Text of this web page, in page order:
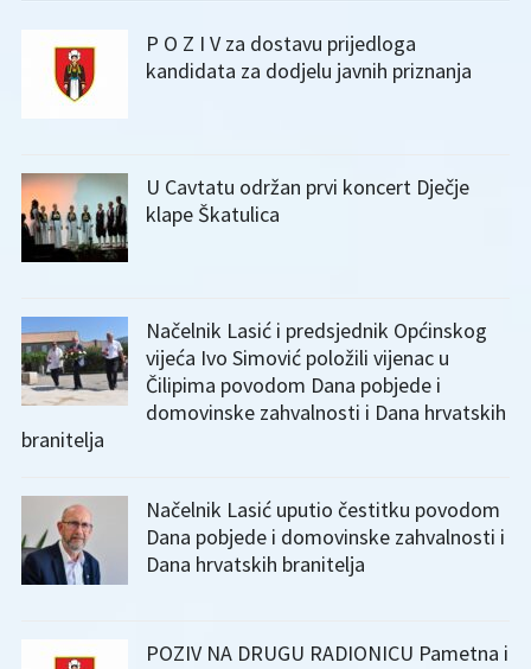
P O Z I V za dostavu prijedloga
kandidata za dodjelu javnih priznanja
U Cavtatu održan prvi koncert Dječje
klape Škatulica
Načelnik Lasić i predsjednik Općinskog
vijeća Ivo Simović položili vijenac u
Čilipima povodom Dana pobjede i
domovinske zahvalnosti i Dana hrvatskih
branitelja
Načelnik Lasić uputio čestitku povodom
Dana pobjede i domovinske zahvalnosti i
Dana hrvatskih branitelja
POZIV NA DRUGU RADIONICU Pametna i